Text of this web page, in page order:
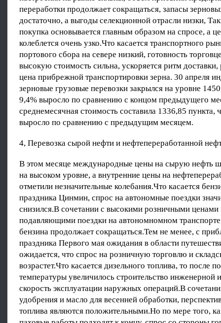
переработки продолжает сокращаться, запасы
достаточно, а выгоды селекционной отрасли низки,
покупка основывается главным образом на спросе, а
колеблется очень узко.Что касается транспортного
портового сбора на севере низкий, готовность
высокую стоимость сильна, ускоряется ритм доставки,
цена прибрежной транспортировки зерна. 30 апреля
зерновые грузовые перевозки закрылся на уровне
9,4% выросло по сравнению с концом предыдущего
среднемесячная стоимость составила 1336,85 пункта,
выросло по сравнению с предыдущим месяцем.
4, Перевозка сырой нефти и нефтепереработанной
В этом месяце международные цены на сырую нефть
на высоком уровне, а внутренние цены на
отметили незначительные колебания.Что касается
праздника Цинмин, спрос на автономные поездки
снизился.В сочетании с высокими розничными ценами
подавляющими поездки на автономномном
бензина продолжает сокращаться.Тем не менее, с
праздника Первого мая ожидания в области
ожидается, что спрос на розничную торговлю и
возрастет.Что касается дизельного топлива, то после
температуры увеличилось строительство инженерной
скорость эксплуатации наружных операций.В
удобрения и масло для весенней обработки,
топлива являются положительными.Но по мере того,